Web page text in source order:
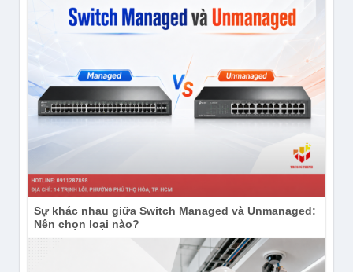
Sự khác nhau giữa Switch Managed và Unmanaged:
Nên chọn loại nào?